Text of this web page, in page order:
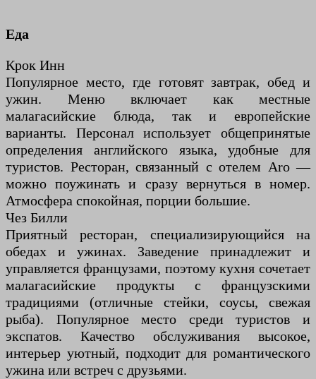
Еда
Крок Инн
Популярное место, где готовят завтрак, обед и
ужин. Меню включает как местные
малагасийские блюда, так и европейские
варианты. Персонал использует общепринятые
определения английского языка, удобные для
туристов. Ресторан, связанный с отелем Aro —
можно поужинать и сразу вернуться в номер.
Атмосфера спокойная, порции большие.
Чез Билли
Приятный ресторан, специализирующийся на
обедах и ужинах. Заведение принадлежит и
управляется французами, поэтому кухня сочетает
малагасийские продукты с французскими
традициями (отличные стейки, соусы, свежая
рыба). Популярное место среди туристов и
экспатов. Качество обслуживания высокое,
интерьер уютный, подходит для романтического
ужина или встреч с друзьями.